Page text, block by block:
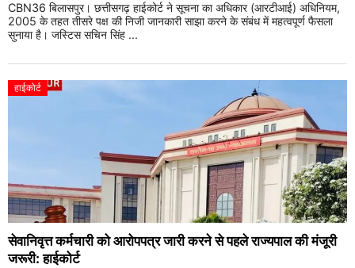
CBN36 बिलासपुर। छत्तीसगढ़ हाईकोर्ट ने सूचना का अधिकार (आरटीआई) अधिनियम,
2005 के तहत तीसरे पक्ष की निजी जानकारी साझा करने के संबंध में महत्वपूर्ण फैसला
सुनाया है। जस्टिस सचिन सिंह ...
हाईकोर्ट
सेवानिवृत्त कर्मचारी को आरोपपत्र जारी करने से पहले राज्यपाल की मंजूरी
जरूरी: हाईकोर्ट